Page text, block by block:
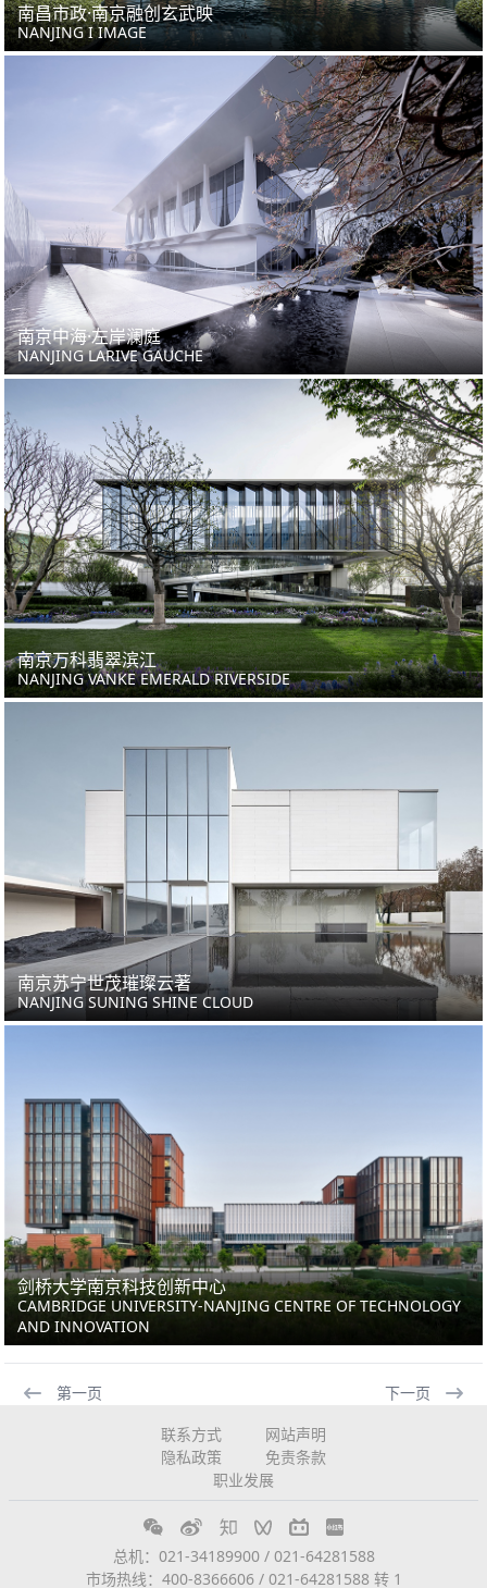
南昌市政·南京融创玄武映
NANJING I IMAGE
南京中海·左岸澜庭
NANJING LARIVE GAUCHE
南京万科翡翠滨江
NANJING VANKE EMERALD RIVERSIDE
南京苏宁世茂璀璨云著
NANJING SUNING SHINE CLOUD
剑桥大学南京科技创新中心
CAMBRIDGE UNIVERSITY-NANJING CENTRE OF TECHNOLOGY
AND INNOVATION
第一页
下一页
联系方式
网站声明
隐私政策
免责条款
职业发展
总机：021-34189900 / 021-64281588
市场热线：400-8366606 / 021-64281588 转 1